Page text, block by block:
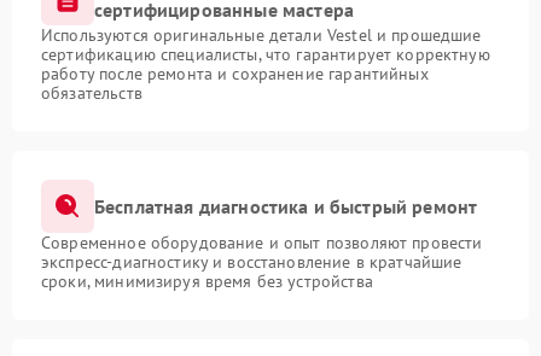
сертифицированные мастера
Используются оригинальные детали Vestel и прошедшие
сертификацию специалисты, что гарантирует корректную
работу после ремонта и сохранение гарантийных
обязательств
Бесплатная диагностика и быстрый ремонт
Современное оборудование и опыт позволяют провести
экспресс-диагностику и восстановление в кратчайшие
сроки, минимизируя время без устройства